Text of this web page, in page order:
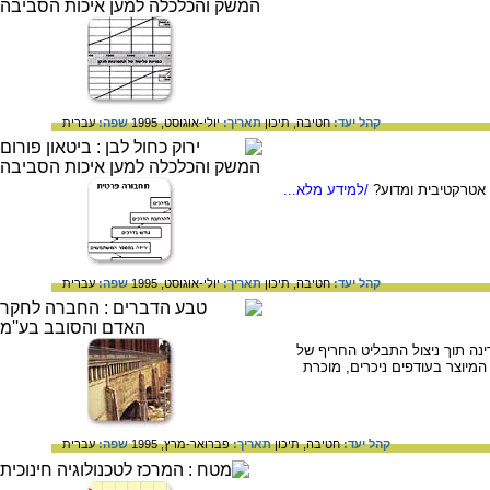
קהל יעד:חטיבה,תיכוןתאריך:יולי-אוגוסט, 1995 שפה:עברית
ומדוע? /למידע מלא...
קהל יעד:חטיבה,תיכוןתאריך:יולי-אוגוסט, 1995 שפה:עברית
תוך ניצול התבליט החריף של
בעודפים ניכרים, מוכרת
קהל יעד:חטיבה,תיכוןתאריך:פברואר-מרץ, 1995 שפה:עברית